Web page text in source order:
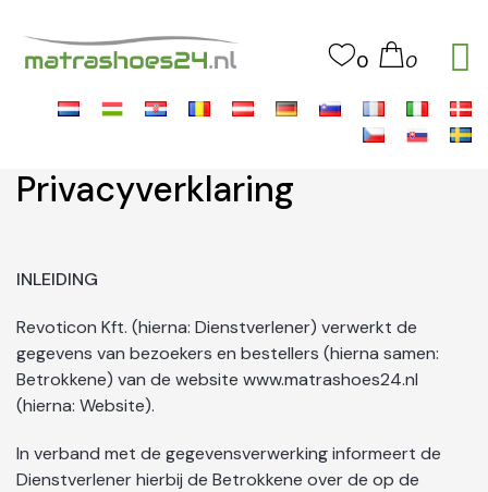
0
0
Privacyverklaring
INLEIDING
Revoticon Kft. (hierna: Dienstverlener) verwerkt de
gegevens van bezoekers en bestellers (hierna samen:
Betrokkene) van de website www.matrashoes24.nl
(hierna: Website).
In verband met de gegevensverwerking informeert de
Dienstverlener hierbij de Betrokkene over de op de